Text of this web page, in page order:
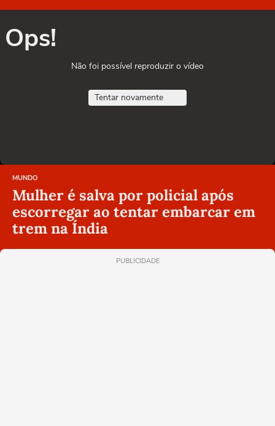
Ops!
Não foi possível reproduzir o vídeo
Tentar novamente
MUNDO
Mulher é salva por policial após
escorregar ao tentar embarcar em
trem na Índia
PUBLICIDADE